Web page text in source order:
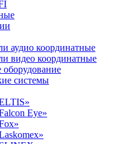
аудио координатные
видео координатные
системы
Eye»